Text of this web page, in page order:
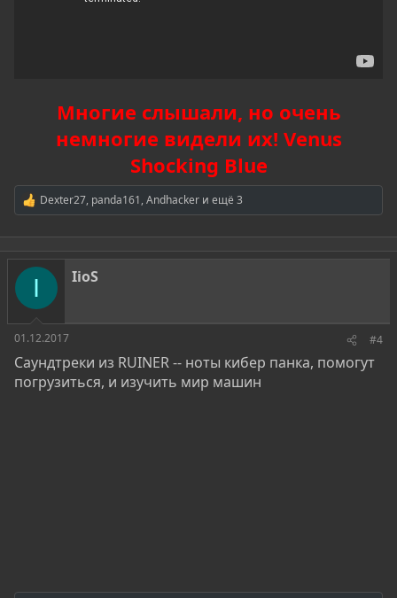
Многие слышали, но очень
немногие видели их! Venus
Shocking Blue
Р
е
а
к
ц
и
:
Dexter27, panda161,Andhacker и ещё 3
I IioS
01.12.2017 #4
Саундтреки из RUINER -- ноты кибер панка, помогут
погрузиться, и изучить мир машин